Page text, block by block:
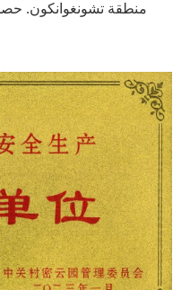
منطقة تشونغوانكون.